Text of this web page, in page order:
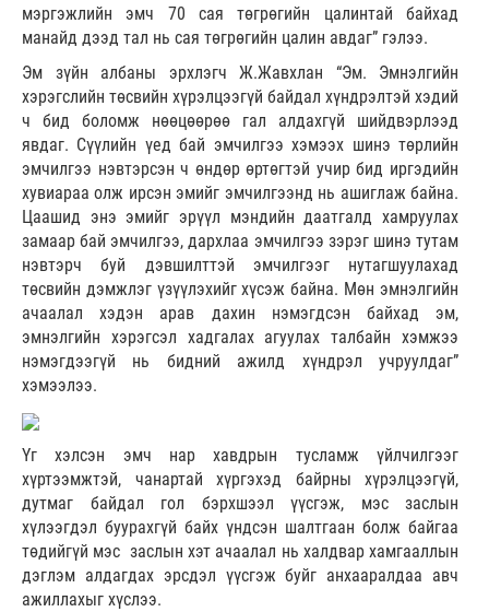
мэргэжлийн эмч 70 сая төгрөгийн цалинтай байхад
манайд дээд тал нь сая төгрөгийн цалин авдаг” гэлээ.
Эм зүйн албаны эрхлэгч Ж.Жавхлан “Эм. Эмнэлгийн
хэрэгслийн төсвийн хүрэлцээгүй байдал хүндрэлтэй хэдий
ч бид боломж нөөцөөрөө гал алдахгүй шийдвэрлээд
явдаг. Сүүлийн үед бай эмчилгээ хэмээх шинэ төрлийн
эмчилгээ нэвтэрсэн ч өндөр өртөгтэй учир бид иргэдийн
хувиараа олж ирсэн эмийг эмчилгээнд нь ашиглаж байна.
Цаашид энэ эмийг эрүүл мэндийн даатгалд хамруулах
замаар бай эмчилгээ, дархлаа эмчилгээ зэрэг шинэ тутам
нэвтэрч буй дэвшилттэй эмчилгээг нутагшуулахад
төсвийн дэмжлэг үзүүлэхийг хүсэж байна. Мөн эмнэлгийн
ачаалал хэдэн арав дахин нэмэгдсэн байхад эм,
эмнэлгийн хэрэгсэл хадгалах агуулах талбайн хэмжээ
нэмэгдээгүй нь бидний ажилд хүндрэл учруулдаг”
хэмээлээ.
Үг хэлсэн эмч нар хавдрын тусламж үйлчилгээг
хүртээмжтэй, чанартай хүргэхэд байрны хүрэлцээгүй,
дутмаг байдал гол бэрхшээл үүсгэж, мэс заслын
хүлээгдэл буурахгүй байх үндсэн шалтгаан болж байгаа
төдийгүй мэс заслын хэт ачаалал нь халдвар хамгааллын
дэглэм алдагдах эрсдэл үүсгэж буйг анхааралдаа авч
ажиллахыг хүслээ.